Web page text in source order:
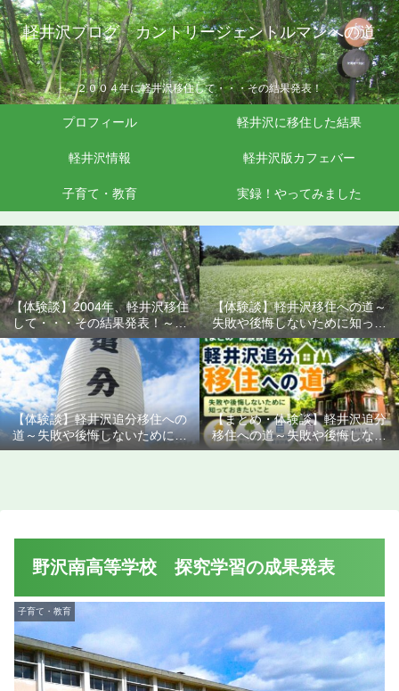
軽井沢ブログ カントリージェントルマンへの道
２００４年に軽井沢移住して・・・その結果発表！
プロフィール 軽井沢に移住した結果
軽井沢情報 軽井沢版カフェバー
子育て・教育 実録！やってみました
【体験談】2004年、軽井沢移住
して・・・その結果発表！～失
敗や後悔しないために知ってお
きたいこと
【体験談】軽井沢移住への道～
失敗や後悔しないために知って
おきたいこと
【体験談】軽井沢追分移住への
道～失敗や後悔しないために知
っておきたいこと
【まとめ・体験談】軽井沢追分
移住への道～失敗や後悔しない
ために知っておきたいこと
野沢南高等学校 探究学習の成果発表
子育て・教育